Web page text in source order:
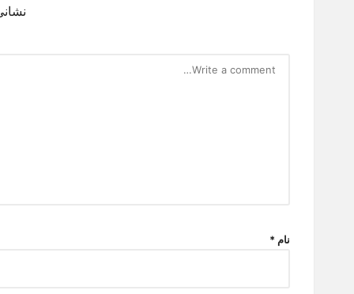
نام *